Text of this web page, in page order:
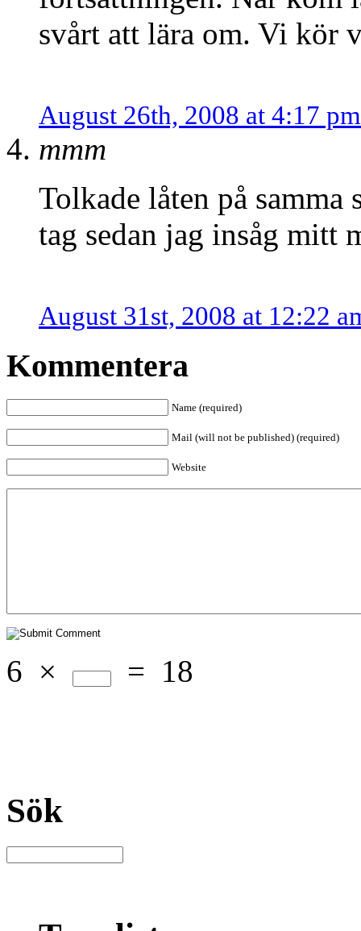
svårt att lära om. Vi kör
August 26th, 2008 at 4:17 pm
mmm
Tolkade låten på samma
tag sedan jag insåg mitt
August 31st, 2008 at 12:22
Kommentera
Name (required)
Mail (will not be published) (required)
Website
6 × = 18
Sök